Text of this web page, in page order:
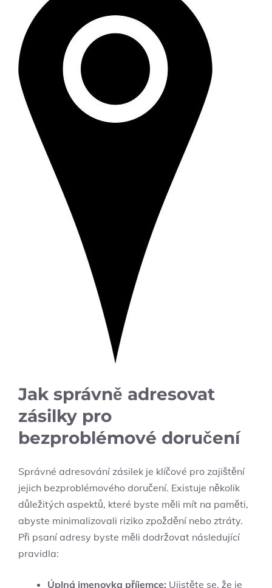
Jak správně adresovat
zásilky pro
bezproblémové doručení
Správné adresování zásilek je klíčové pro zajištění
jejich bezproblémového doručení. Existuje několik
důležitých aspektů, které byste měli mít na paměti,
abyste minimalizovali riziko zpoždění nebo ztráty.
Při psaní adresy byste měli dodržovat následující
pravidla:
Úplná jmenovka příjemce: Ujistěte se, že je